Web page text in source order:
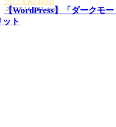
ブログ & Wordpress
·2022.4.14·1·23 views
【WordPress】「ダークモ
ット